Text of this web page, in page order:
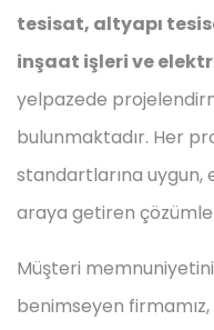
tesisat, altyapı
inşaat işleri ve
yelpazede
bulunmaktadır. Her
standartlarına uygun,
araya getiren
Müşteri
benimseyen